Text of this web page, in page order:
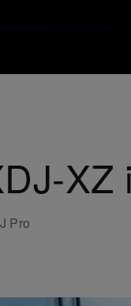
XZ
Pro